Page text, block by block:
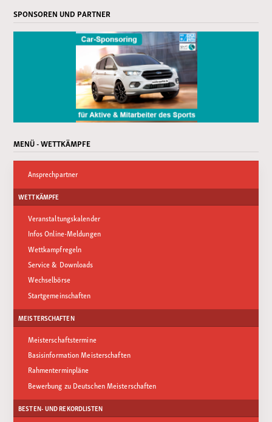
SPONSOREN UND PARTNER
MENÜ - WETTKÄMPFE
Ansprechpartner
WETTKÄMPFE
Veranstaltungskalender
Infos Online-Meldungen
Wettkampfregeln
Service & Downloads
Wechselbörse
Startgemeinschaften
MEISTERSCHAFTEN
Meisterschaftstermine
Basisinformation Meisterschaften
Rahmenterminpläne
Bewerbung zu Deutschen Meisterschaften
BESTEN- UND REKORDLISTEN